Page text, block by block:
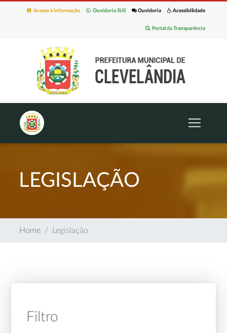
Acessibilidade
Ouvidoria
Ouvidoria SUS
Acesso à Informação
Portal da Transparência
LEGISLAÇÃO
Home Legislação
Filtro